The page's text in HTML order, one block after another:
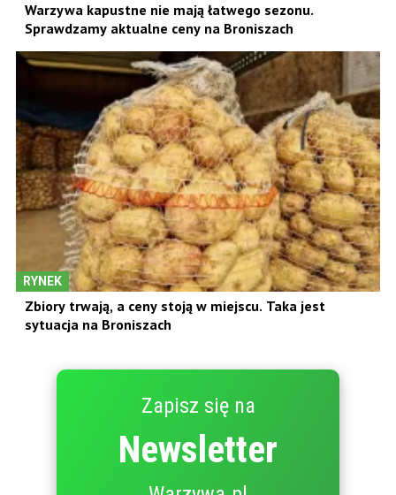
Warzywa kapustne nie mają łatwego sezonu.
Sprawdzamy aktualne ceny na Broniszach
RYNEK
Zbiory trwają, a ceny stoją w miejscu. Taka jest
sytuacja na Broniszach
Zapisz się na
Newsletter